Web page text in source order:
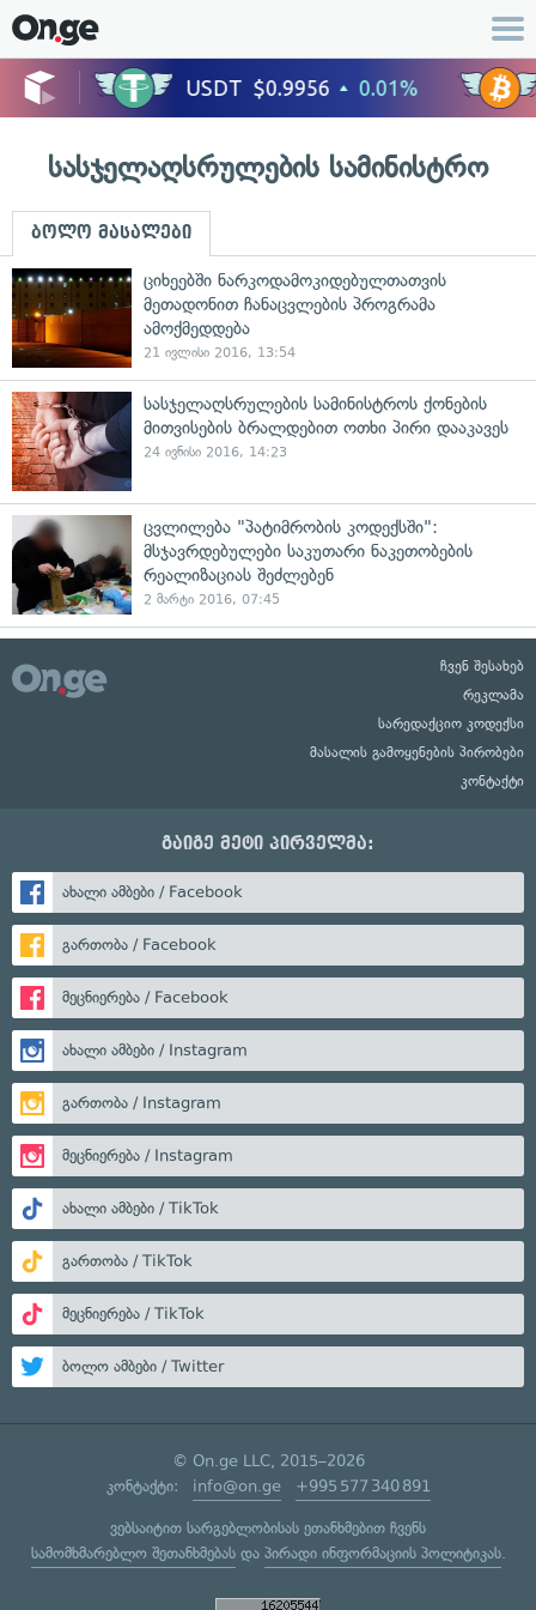
სასჯელაღსრულების სამინისტრო
ბოლო მასალები
ციხეებში ნარკოდამოკიდებულთათვის
მეთადონით ჩანაცვლების პროგრამა
ამოქმედდება
21 ივლისი 2016, 13:54
სასჯელაღსრულების სამინისტროს ქონების
მითვისების ბრალდებით ოთხი პირი დააკავეს
24 ივნისი 2016, 14:23
ცვლილება "პატიმრობის კოდექსში":
მსჯავრდებულები საკუთარი ნაკეთობების
რეალიზაციას შეძლებენ
2 მარტი 2016, 07:45
ჩვენ შესახებ
რეკლამა
სარედაქციო კოდექსი
მასალის გამოყენების პირობები
კონტაქტი
გაიგე მეტი პირველმა:
ახალი ამბები / Facebook
გართობა / Facebook
მეცნიერება / Facebook
ახალი ამბები / Instagram
გართობა / Instagram
მეცნიერება / Instagram
ახალი ამბები / TikTok
გართობა / TikTok
მეცნიერება / TikTok
ბოლო ამბები / Twitter
© On.ge LLC, 2015–2026
კონტაქტი: info@on.ge +995 577 340 891
ვებსაიტით სარგებლობისას ეთანხმებით ჩვენს
სამომხმარებლო შეთანხმებასდა პირადი ინფორმაციის პოლიტიკას.